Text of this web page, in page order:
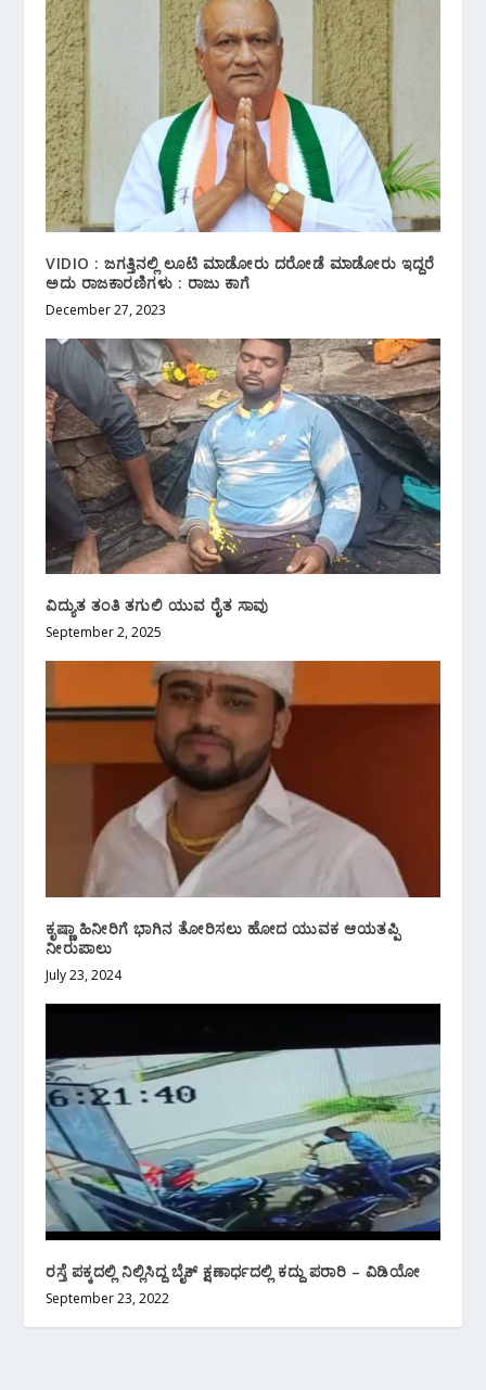
VIDIO : ಜಗತ್ತಿನಲ್ಲಿ ಲೂಟಿ ಮಾಡೋರು ದರೋಡೆ ಮಾಡೋರು ಇದ್ದರೆ
ಅದು ರಾಜಕಾರಣಿಗಳು : ರಾಜು ಕಾಗೆ
December 27, 2023
ವಿದ್ಯುತ ತಂತಿ ತಗುಲಿ ಯುವ ರೈತ ಸಾವು
September 2, 2025
ಕೃಷ್ಣಾ ಹಿನೀರಿಗೆ ಭಾಗಿನ ತೋರಿಸಲು ಹೋದ ಯುವಕ ಆಯತಪ್ಪಿ
ನೀರುಪಾಲು
July 23, 2024
ರಸ್ತೆ ಪಕ್ಕದಲ್ಲಿ ನಿಲ್ಲಿಸಿದ್ದ ಬೈಕ್ ಕ್ಷಣಾರ್ಧದಲ್ಲಿ ‌ಕದ್ದು ಪರಾರಿ – ವಿಡಿಯೋ
September 23, 2022